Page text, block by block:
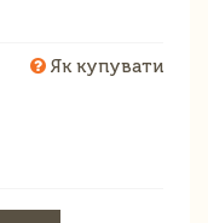
Як купувати